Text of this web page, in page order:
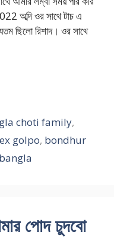
অব্দি ওর সাথে টাচ এ
ছিলো রিশাদ। ওর সাথে
choti family,
golpo, bondhur
পোদ চুদবো